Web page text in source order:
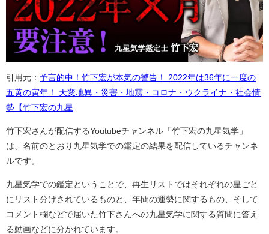
引用元： 予言的中！竹下宏が本気の警告！ 2022年は36年に一度の
五黄の寅年！ 天変地異・災害・地震・コロナ・ウクライナ・社会情
勢【竹下宏の九星
竹下宏さんが配信するYoutubeチャンネル「竹下宏の九星気学」
は、名前のとおり九星気学での鑑定の結果を配信しているチャンネ
ルです。
九星気学での鑑定ということで、再生リストではそれぞれの星ごと
にリスト分けされているものと、年間の運勢に関するもの、そして
コメント欄などで届いた竹下さんへの九星気学に関する質問に答え
る動画などに分かれています。